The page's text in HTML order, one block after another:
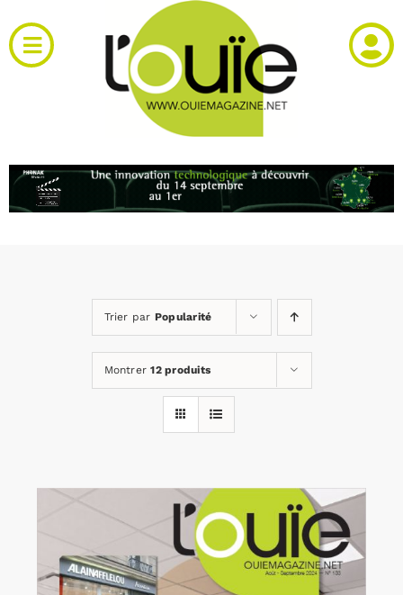
au
contenu
Toggle
Navigation
RH et emploi
Trier par Popularité
Montrer12 produits